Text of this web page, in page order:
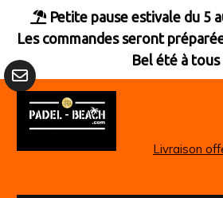
 Petite pause estivale du 5
Les commandes seront
Bel été à tous
Livraison